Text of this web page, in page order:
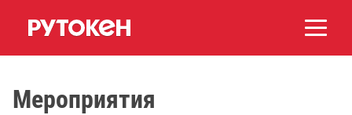
Мероприятия